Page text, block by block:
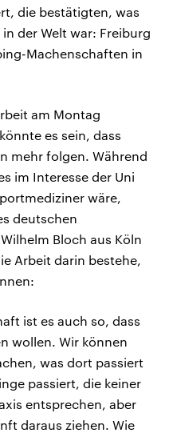
die bestätigten, was
der Welt war: Freiburg
Machenschaften in
am Montag
es sein, dass
mehr folgen. Während
im Interesse der Uni
wäre,
deutschen
Bloch aus Köln
Arbeit darin bestehe,
ist es auch so, dass
wollen. Wir können
was dort passiert
passiert, die keiner
entsprechen, aber
daraus ziehen. Wie